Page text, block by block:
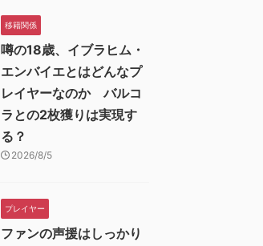
移籍関係
噂の18歳、イブラヒム・
エンバイエとはどんなプ
レイヤーなのか バルコ
ラとの2枚獲りは実現す
る？
2026/8/5
プレイヤー
ファンの声援はしっかり